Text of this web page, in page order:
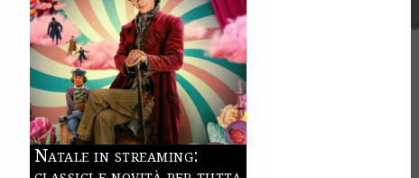
Natale in streaming: